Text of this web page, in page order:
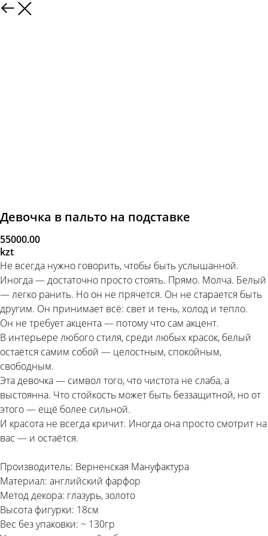
Девочка в пальто на подставке
55000.00
kzt
Не всегда нужно говорить, чтобы быть услышанной.
Иногда — достаточно просто стоять. Прямо. Молча. Белый
— легко ранить. Но он не прячется. Он не старается быть
другим. Он принимает всё: свет и тень, холод и тепло.
Он не требует акцента — потому что сам акцент.
В интерьере любого стиля, среди любых красок, белый
остаётся самим собой — целостным, спокойным,
свободным.
Эта девочка — символ того, что чистота не слаба, а
выстоянна. Что стойкость может быть беззащитной, но от
этого — ещё более сильной.
И красота не всегда кричит. Иногда она просто смотрит на
вас — и остаётся.
Производитель: Верненская Мануфактура
Материал: английский фарфор
Метод декора: глазурь, золото
Высота фигурки: 18см
Вес без упаковки: ~ 130гр